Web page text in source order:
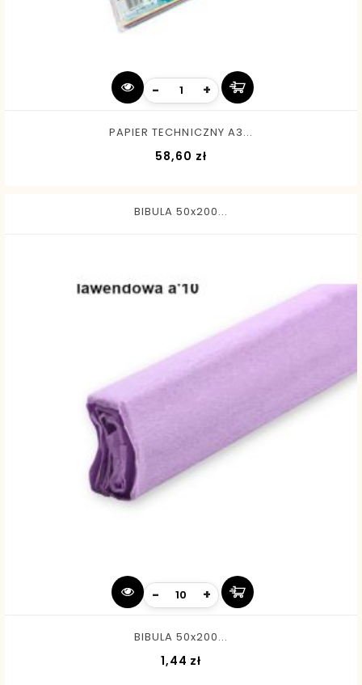
- +
PAPIER TECHNICZNY A3...
58,60 złCena
BIBULA 50x200...
- +
BIBULA 50x200...
1,44 zł